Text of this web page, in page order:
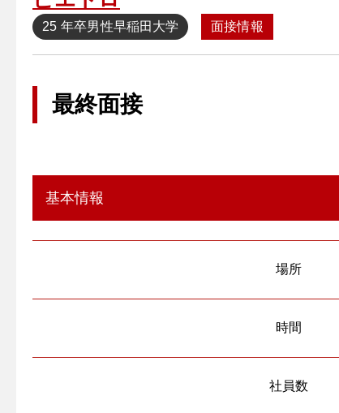
25 年卒男性早稲田大学 面接情報
最終面接
基本情報
場所
時間
社員数